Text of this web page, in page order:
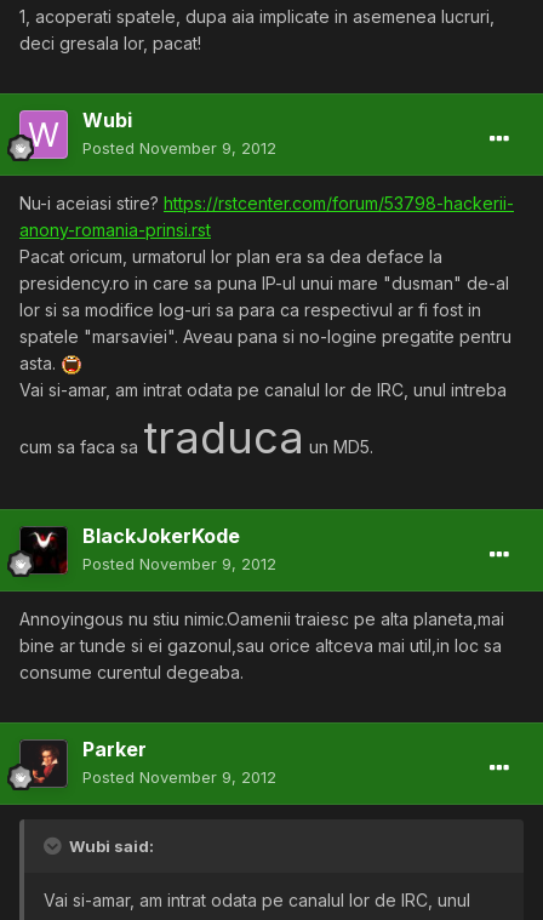
1, acoperati spatele, dupa aia implicate in asemenea lucruri,
deci gresala lor, pacat!
Wubi
Posted November 9, 2012
Nu-i aceiasi stire? https://rstcenter.com/forum/53798-hackerii-
anony-romania-prinsi.rst
Pacat oricum, urmatorul lor plan era sa dea deface la
presidency.ro in care sa puna IP-ul unui mare "dusman" de-al
lor si sa modifice log-uri sa para ca respectivul ar fi fost in
spatele "marsaviei". Aveau pana si no-logine pregatite pentru
asta.
Vai si-amar, am intrat odata pe canalul lor de IRC, unul intreba
cum sa faca sa traduca un MD5.
BlackJokerKode
Posted November 9, 2012
Annoyingous nu stiu nimic.Oamenii traiesc pe alta planeta,mai
bine ar tunde si ei gazonul,sau orice altceva mai util,in loc sa
consume curentul degeaba.
Parker
Posted November 9, 2012
Wubi said:
Vai si-amar, am intrat odata pe canalul lor de IRC, unul